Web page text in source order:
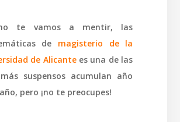
te vamos a mentir, las
de magisterio de la
de Alicantees una de las
suspensos acumulan año
pero ¡no te preocupes!